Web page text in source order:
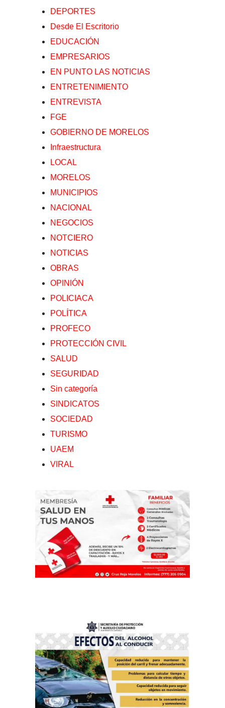
DEPORTES
Desde El Escritorio
EDUCACIÓN
EMPRESARIOS
EN PUNTO LAS NOTICIAS
ENTRETENIMIENTO
ENTREVISTA
FGE
GOBIERNO DE MORELOS
Infraestructura
LOCAL
MORELOS
MUNICIPIOS
NACIONAL
NEGOCIOS
NOTCIERO
NOTICIAS
OBRAS
OPINIÓN
POLICIACA
POLÍTICA
PROFECO
PROTECCIÓN CIVIL
SALUD
SEGURIDAD
Sin categoría
SINDICATOS
SOCIEDAD
TURISMO
UAEM
VIRAL
Accione